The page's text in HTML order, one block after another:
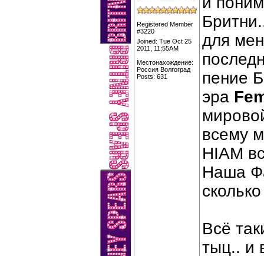
Registered Member
#3220
Joined: Tue Oct 25
2011, 11:55AM
Местонахождение:
Россия Волгоград
Posts: 631
для
пение
эра
всему
HIAM
Наша
Всё
тыц.. и